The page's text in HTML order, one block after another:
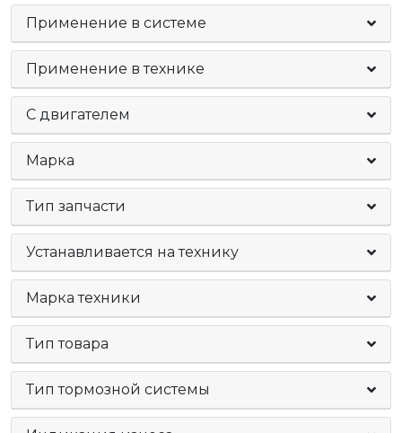
Применение в системе
Применение в технике
C двигателем
Марка
Тип запчасти
Устанавливается на технику
Марка техники
Тип товара
Тип тормозной системы